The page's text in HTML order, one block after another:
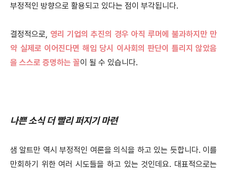
부정적인 방향으로 활용되고 있다는 점이 부각됩니다.
결정적으로, 영리 기업의 추진의 경우 아직 루머에 불과하지만 만
약 실제로 이어진다면 해임 당시 이사회의 판단이 틀리지 않았음
을 스스로 증명하는 꼴이 될 수 있습니다.
나쁜 소식 더 빨리 퍼지기 마련
샘 알트만 역시 부정적인 여론을 의식을 하고 있는 듯합니다. 이를
만회하기 위한 여러 시도들을 하고 있는 것인데요. 대표적으로는